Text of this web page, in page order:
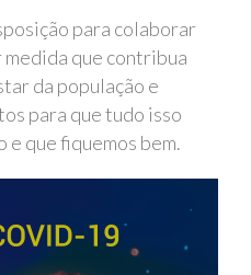
para colaborar
medida que contribua
da população e
para que tudo isso
e que fiquemos bem.